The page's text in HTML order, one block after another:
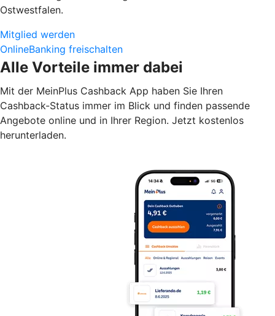
Ostwestfalen.
Mitglied werden
OnlineBanking freischalten
Alle Vorteile immer dabei
Mit der MeinPlus Cashback App haben Sie Ihren
Cashback-Status immer im Blick und finden passende
Angebote online und in Ihrer Region. Jetzt kostenlos
herunterladen.